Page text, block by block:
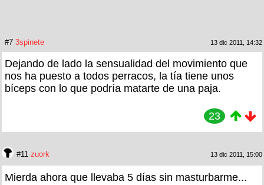
#7 3spinete 13 dic 2011, 14:32
Dejando de lado la sensualidad del movimiento que
nos ha puesto a todos perracos, la tía tiene unos
bíceps con lo que podría matarte de una paja.
23
#11 zuork 13 dic 2011, 15:00
Mierda ahora que llevaba 5 días sin masturbarme...